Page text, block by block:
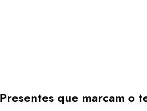
Presentes que marcam o